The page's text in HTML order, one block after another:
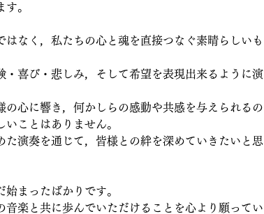
。
はなく，私たちの心と魂を直接つなぐ素晴らしいも
・喜び・悲しみ，そして希望を表現出来るように演
の心に響き，何かしらの感動や共感を与えられるの
いことはありません。
た演奏を通じて，皆様との絆を深めていきたいと思
まったばかりです。
音楽と共に歩んでいただけることを心より願ってい